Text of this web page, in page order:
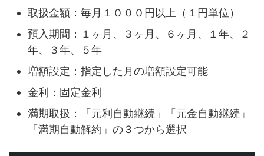
取扱金額：毎月１０００円以上（１円単位）
預入期間：１ヶ月、３ヶ月、６ヶ月、１年、２
年、３年、５年
増額設定：指定した月の増額設定可能
金利：固定金利
満期取扱：「元利自動継続」「元金自動継続」
「満期自動解約」の３つから選択